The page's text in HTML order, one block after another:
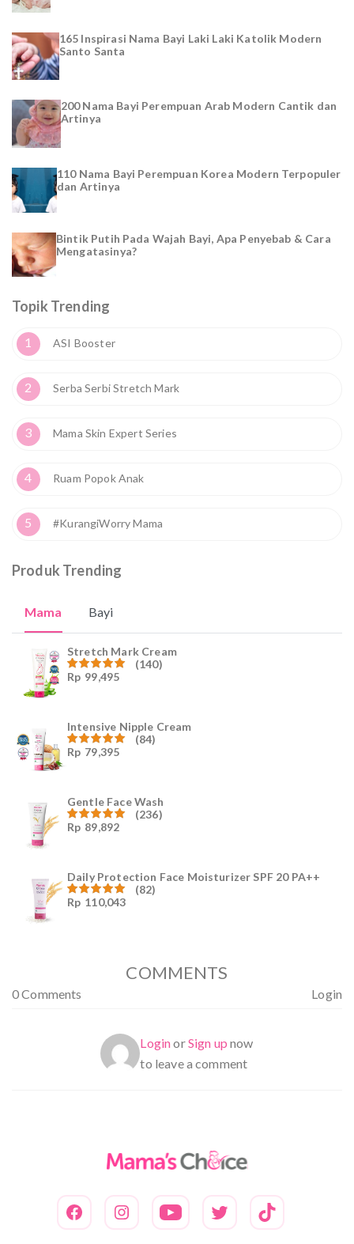
165 Inspirasi Nama Bayi Laki Laki Katolik Modern
Santo Santa
200 Nama Bayi Perempuan Arab Modern Cantik dan
Artinya
110 Nama Bayi Perempuan Korea Modern Terpopuler
dan Artinya
Bintik Putih Pada Wajah Bayi, Apa Penyebab & Cara
Mengatasinya?
Topik Trending
1 ASI Booster
2 Serba Serbi Stretch Mark
3 Mama Skin Expert Series
4 Ruam Popok Anak
5 #KurangiWorry Mama
Produk Trending
Mama Bayi
Stretch Mark Cream
Dinilai
(140)
Rp 99,495
Intensive Nipple Cream
Dinilai
(84)
Rp 79,395
Gentle Face Wash
Dinilai
(236)
Rp 89,892
Daily Protection Face Moisturizer SPF 20 PA++
Dinilai
(82)
Rp 110,043
COMMENTS
0 Comments Login
LoginorSign up now
to leave a comment